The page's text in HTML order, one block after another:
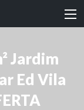
Jardim
Ed Vila